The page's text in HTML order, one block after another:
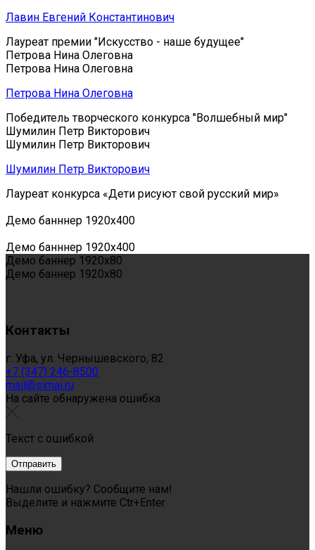
Лавин Евгений Константинович
Лауреат премии "Искусство - наше будущее"
Петрова Нина Олеговна
Петрова Нина Олеговна
Петрова Нина Олеговна
Победитель творческого конкурса "Волшебный мир"
Шумилин Петр Викторович
Шумилин Петр Викторович
Шумилин Петр Викторович
Лауреат конкурса «Дети рисуют свой русский мир»
Демо банннер 1920х400
Демо банннер 1920х400
Демо баннер 1920x80
Демо баннер 1920x80
Контакты
г. Уфа, ул. Чернышевского, 82
+7 (347) 246-8500
mail@simai.ru
На сайте обнаружена ошибка
Текст с ошибкой
Нашли ошибку? Сообщите нам!
Выделите и нажмите Ctr+Enter
Меню